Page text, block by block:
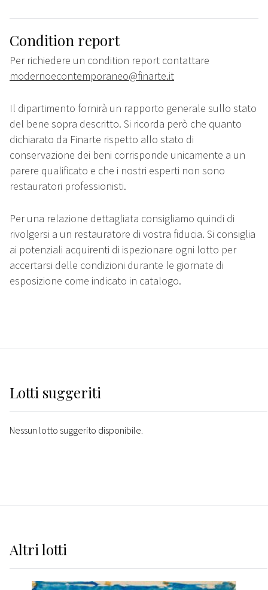
Condition report
Per richiedere un condition report contattare
modernoecontemporaneo@finarte.it
Il dipartimento fornirà un rapporto generale sullo stato
del bene sopra descritto. Si ricorda però che quanto
dichiarato da Finarte rispetto allo stato di
conservazione dei beni corrisponde unicamente a un
parere qualificato e che i nostri esperti non sono
restauratori professionisti.
Per una relazione dettagliata consigliamo quindi di
rivolgersi a un restauratore di vostra fiducia. Si consiglia
ai potenziali acquirenti di ispezionare ogni lotto per
accertarsi delle condizioni durante le giornate di
esposizione come indicato in catalogo.
Lotti suggeriti
Nessun lotto suggerito disponibile.
Altrilotti